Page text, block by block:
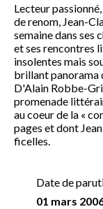
Lecteur
de renom, Jean-
semaine dans ses
et ses rencontres
insolentes mais
brillant panorama
D'Alain Robbe-
promenade
au coeur de la «
pages et dont
ficelles.
Date de
01 mars